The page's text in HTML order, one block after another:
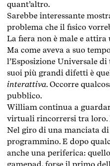
quant’altro.
Sarebbe interessante
problema che il fisico
La fiera non è male e
Ma come aveva a suo
l’Esposizione Universale
suoi più grandi difetti è
interattiva. Occorre
pubblico.
William continua a
virtuali rincorrersi tra loro.
Nel giro di una manciata
programmino. E dopo
anche una periferica: